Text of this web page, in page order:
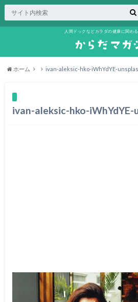
人間ドックなどカラダの健康に関わ
ホーム ivan-aleksic-hko-iWhYdYE-
ivan-aleksic-hko-iWhYdYE-